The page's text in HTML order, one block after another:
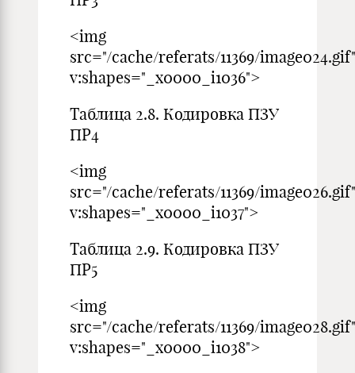
<img
src="/cache/referats/11369/image024.gif"
v:shapes="_x0000_i1036">
Таблица 2.8. Кодировка ПЗУ
ПР4
<img
src="/cache/referats/11369/image026.gif"
v:shapes="_x0000_i1037">
Таблица 2.9. Кодировка ПЗУ
ПР5
<img
src="/cache/referats/11369/image028.gif"
v:shapes="_x0000_i1038">